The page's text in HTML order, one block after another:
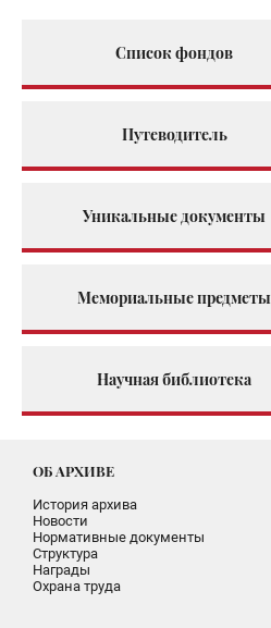
Список фондов
Путеводитель
Уникальные документы
Мемориальные предметы
Научная библиотека
ОБ АРХИВЕ
История архива
Новости
Нормативные документы
Структура
Награды
Охрана труда